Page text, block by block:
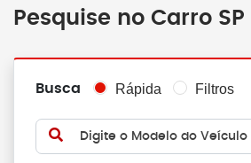
Pesquise no Carro
Busca Rápida Filtros
Digite o Modelo do Veículo